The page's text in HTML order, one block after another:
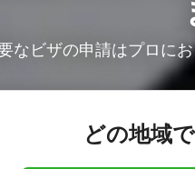
なビザの申請はプロに
どの地域